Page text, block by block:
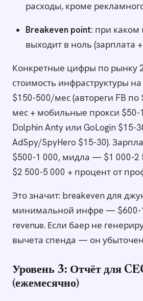
расходы, кроме
Breakeven point: при каком
выходит в ноль (зарплата
Конкретные цифры по рынку
стоимость инфраструктуры
$150-500/мес (автореги FB
мес + мобильные прокси $50-
Dolphin Anty или GoLogin $15-
AdSpy/SpyHero $15-30).
$500-1 000, мидла — $1 000-2
$2 500-5 000 + процент от
Это значит: breakeven для
минимальной инфре — $600-
revenue. Если баер не
вычета спенда — он
Уровень 3: Отчёт для
(ежемесячно)